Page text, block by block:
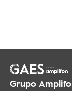
Grupo